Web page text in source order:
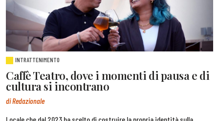
INTRATTENIMENTO
Caffè Teatro, dove i momenti di pausa e di
cultura si incontrano
di Redazionale
Locale che dal 2023 ha scelto di costruire la propria identità sulla